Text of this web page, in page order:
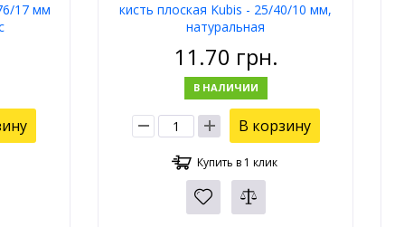
17 мм
кисть плоская Kubis - 25/40/10 мм,
натуральная
11.70 грн.
В НАЛИЧИИ
В корзину
Купить в 1 клик